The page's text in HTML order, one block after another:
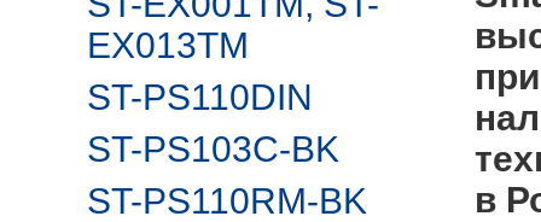
EX013TM
ST-PS110DIN
ST-PS103C-BK
ST-PS110RM-BK
в